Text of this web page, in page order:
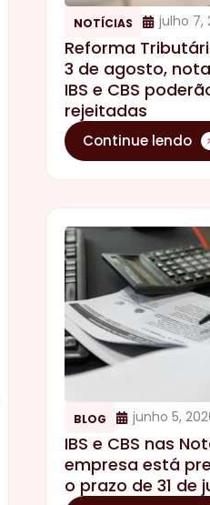
NOTÍCIAS julho 7,
Reforma
3 de agosto,
IBS e CBS
rejeitadas
Continue lendo
BLOG junho 5,
IBS e CBS nas
empresa está
o prazo de 31 de